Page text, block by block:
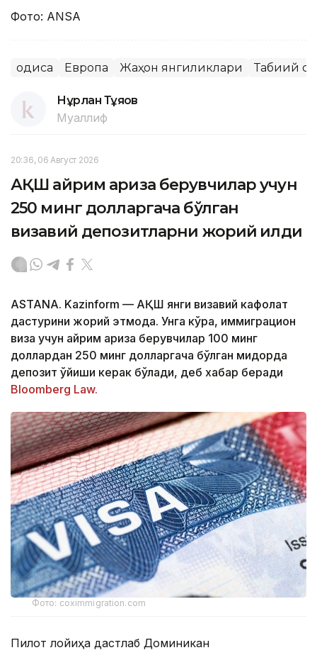
Фото: ANSA
Ҳодиса Европа Жаҳон янгиликлари Табиий
Нұрлан Тұяқов
Муаллиф
20:36, 06 Август 2026
АҚШ айрим ариза берувчилар учун
250 минг долларгача бўлган
визавий депозитларни жорий қилди
ASTANA. Kazinform — АҚШ янги визавий кафолат
дастурини жорий этмоқда. Унга кўра, иммиграцион
виза учун айрим ариза берувчилар 100 минг
доллардан 250 минг долларгача бўлган миқдорда
депозит қўйиши керак бўлади, деб хабар беради
Bloomberg Law.
Фото: coximmigration.com
Пилот лойиҳа дастлаб Доминикан